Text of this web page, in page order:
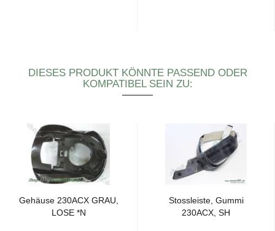
DIESES PRODUKT KÖNNTE PASSEND ODER
KOMPATIBEL SEIN ZU:
Ge­häu­se 230ACX GRAU,
LOSE *N
Stoss­leis­te, Gummi
230ACX, SH